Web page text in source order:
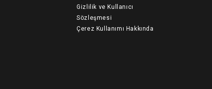
Gizlilik ve Kullanıcı
Sözleşmesi
Çerez Kullanımı Hakkında